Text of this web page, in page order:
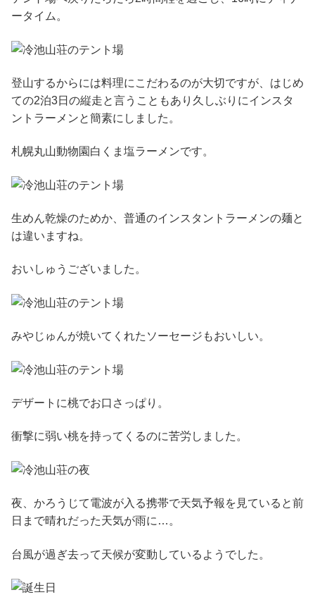
ータイム。
登山するからには料理にこだわるのが大切ですが、はじめ
ての2泊3日の縦走と言うこともあり久しぶりにインスタ
ントラーメンと簡素にしました。
札幌丸山動物園白くま塩ラーメンです。
生めん乾燥のためか、普通のインスタントラーメンの麺と
は違いますね。
おいしゅうございました。
みやじゅんが焼いてくれたソーセージもおいしい。
デザートに桃でお口さっぱり。
衝撃に弱い桃を持ってくるのに苦労しました。
夜、かろうじて電波が入る携帯で天気予報を見ていると前
日まで晴れだった天気が雨に…。
台風が過ぎ去って天候が変動しているようでした。